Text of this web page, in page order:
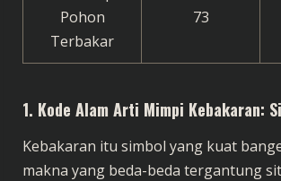
Pohon
Terbakar
73
1. Kode Alam Arti Mimpi Kebakaran:
Kebakaran itu simbol yang kuat
makna yang beda-beda tergantung